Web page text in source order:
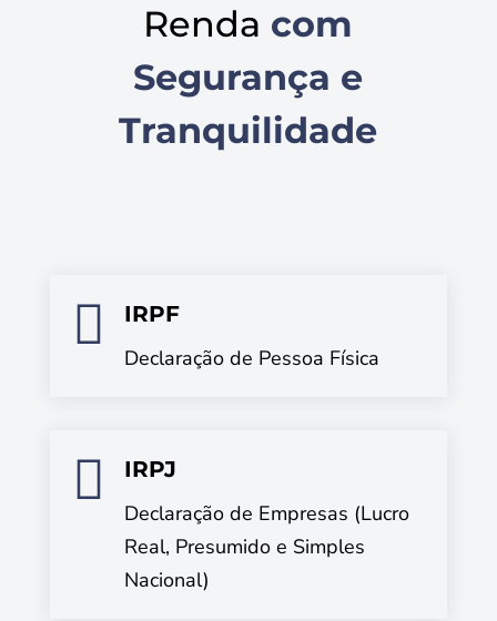
Renda com
Segurança e
Tranquilidade

IRPF
Declaração de Pessoa Física

IRPJ
Declaração de Empresas (Lucro
Real, Presumido e Simples
Nacional)